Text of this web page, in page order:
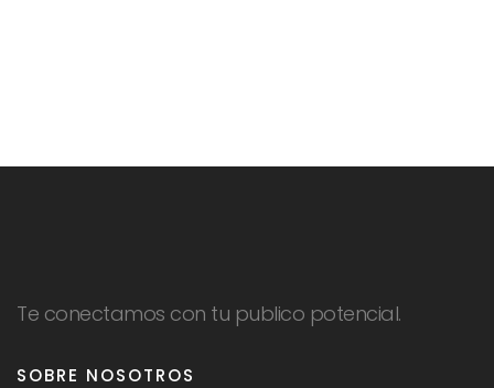
Te conectamos con tu publico potencial.
SOBRE NOSOTROS